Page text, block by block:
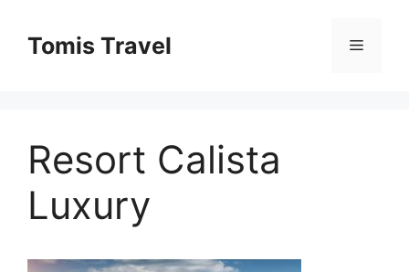
conținutTomis Travel Meniu
Resort Calista
Luxury